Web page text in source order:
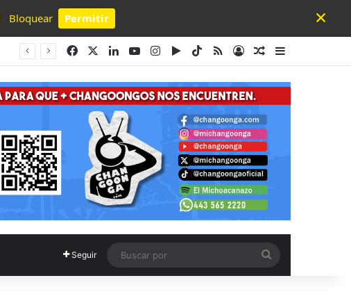
Bloquear Permitir
Powered by SendPulse
×
FacebookLinkedInYouTubeInstagram
Google Play
TikTok
RSS AccesoPublicación al
Seguir
por